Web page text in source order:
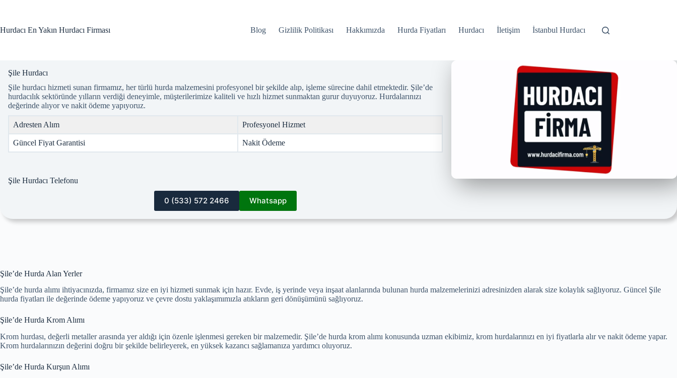
Hurdacı En Yakın Hurdacı Firması
Blog Gizlilik Politikası Hakkımızda Hurda Fiyatları Hurdacı İletişim İstanbul Hurdacı
Şile Hurdacı
Şile hurdacı hizmeti sunan firmamız, her türlü hurda malzemesini profesyonel bir şekilde alıp, işleme sürecine dahil etmektedir. Şile’de
hurdacılık sektöründe yılların verdiği deneyimle, müşterilerimize kaliteli ve hızlı hizmet sunmaktan gurur duyuyoruz. Hurdalarınızı
değerinde alıyor ve nakit ödeme yapıyoruz.
Adresten Alım Profesyonel Hizmet
Güncel Fiyat Garantisi Nakit Ödeme
Şile Hurdacı Telefonu
0 (533) 572 2466 Whatsapp
Şile’de Hurda Alan Yerler
Şile’de hurda alımı ihtiyacınızda, firmamız size en iyi hizmeti sunmak için hazır. Evde, iş yerinde veya inşaat alanlarında bulunan hurda malzemelerinizi adresinizden alarak size kolaylık sağlıyoruz. Güncel Şile
hurda fiyatları ile değerinde ödeme yapıyoruz ve çevre dostu yaklaşımımızla atıkların geri dönüşümünü sağlıyoruz.
Şile’de Hurda Krom Alımı
Krom hurdası, değerli metaller arasında yer aldığı için özenle işlenmesi gereken bir malzemedir. Şile’de hurda krom alımı konusunda uzman ekibimiz, krom hurdalarınızı en iyi fiyatlarla alır ve nakit ödeme yapar.
Krom hurdalarınızın değerini doğru bir şekilde belirleyerek, en yüksek kazancı sağlamanıza yardımcı oluyoruz.
Şile’de Hurda Kurşun Alımı